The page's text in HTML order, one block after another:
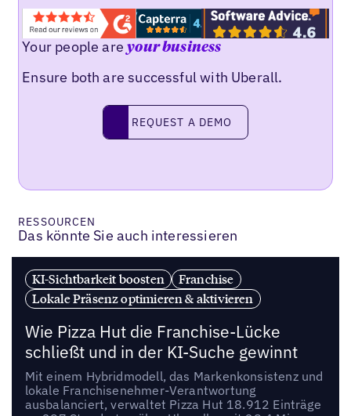
Your people areyour business
Ensure both are successful with Uberall.
request a demo
REQUEST A DEMO
RESSOURCEN
Das könnte Sie auch interessieren
KI-Sichtbarkeit boosten
Franchise
Lokale Präsenz optimieren & aktivieren
Wie Pizza Hut die Franchise-Lücke
schließt und in der KI-Suche gewinnt
Mit einem Hybridmodell, das Markenkonsistenz und
lokale Franchisenehmer-Verantwortung
ausbalanciert, verwaltet Pizza Hut 18.912 Einträge